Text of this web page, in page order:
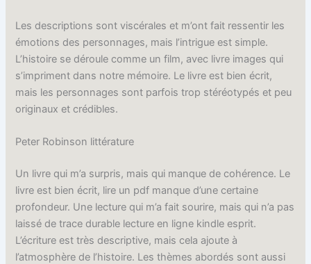
Les descriptions sont viscérales et m’ont fait ressentir les
émotions des personnages, mais l’intrigue est simple.
L’histoire se déroule comme un film, avec livre images qui
s’impriment dans notre mémoire. Le livre est bien écrit,
mais les personnages sont parfois trop stéréotypés et peu
originaux et crédibles.
Peter Robinson littérature
Un livre qui m’a surpris, mais qui manque de cohérence. Le
livre est bien écrit, lire un pdf manque d’une certaine
profondeur. Une lecture qui m’a fait sourire, mais qui n’a pas
laissé de trace durable lecture en ligne kindle esprit.
L’écriture est très descriptive, mais cela ajoute à
l’atmosphère de l’histoire. Les thèmes abordés sont aussi